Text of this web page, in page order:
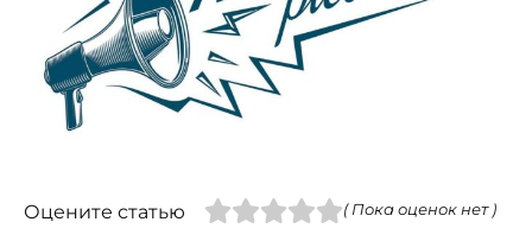
Оцените статью ( Пока оценок нет )